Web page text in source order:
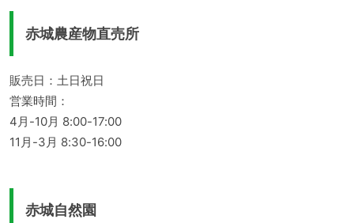
赤城農産物直売所
販売日：土日祝日
営業時間：
4月-10月 8:00-17:00
11月-3月 8:30-16:00
赤城自然園